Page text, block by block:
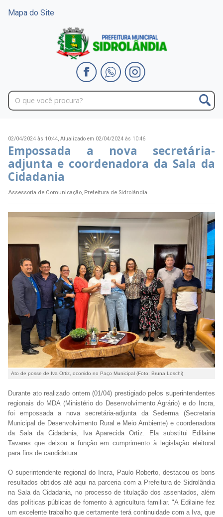
Mapa do Site
02/04/2024 às 10:44, Atualizado em 02/04/2024 às 10:46
Empossada a nova secretária-
adjunta e coordenadora da Sala da
Cidadania
Assessoria de Comunicação, Prefeitura de Sidrolândia
Ato de posse de Iva Ortiz, ocorrido no Paço Municipal (Foto: Bruna Loschi)
Durante ato realizado ontem (01/04) prestigiado pelos superintendentes
regionais do MDA (Ministério do Desenvolvimento Agrário) e do Incra,
foi empossada a nova secretária-adjunta da Sederma (Secretaria
Municipal de Desenvolvimento Rural e Meio Ambiente) e coordenadora
da Sala da Cidadania, Iva Aparecida Ortiz. Ela substitui Edilaine
Tavares que deixou a função em cumprimento à legislação eleitoral
para fins de candidatura.
O superintendente regional do Incra, Paulo Roberto, destacou os bons
resultados obtidos até aqui na parceria com a Prefeitura de Sidrolândia
na Sala da Cidadania, no processo de titulação dos assentados, além
das políticas públicas de fomento à agricultura familiar. "A Edilaine fez
um excelente trabalho que certamente terá continuidade com a Iva, que